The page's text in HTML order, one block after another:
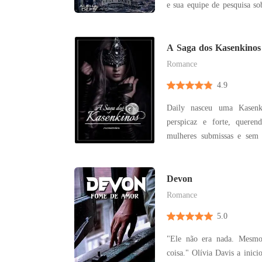
e sua equipe de pesquisa
grávida e se ver na
seus d
A Saga dos Kasenkinos
Romance
4.9
Daily nasceu uma
perspicaz e forte,
mulheres submissas e
casamento por seu
idade para ser seu a
Devon
Romance
5.0
"Ele não era nada.
coisa." Olívia Davis a iniciou sua vida muito tarde,